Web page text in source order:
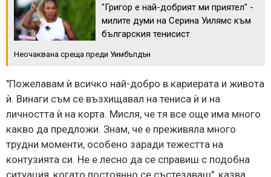
"Григор е най-добрият ми приятел" -
милите думи на Серина Уилямс към
българския тенисист
Неочаквана среща преди Уимбълдън
"Пожелавам ѝ всичко най-добро в кариерата и живота
ѝ. Винаги съм се възхищавал на тениса ѝ и на
личността ѝ на корта. Мисля, че тя все още има много
какво да предложи. Знам, че е преживяла много
трудни моменти, особено заради тежестта на
контузията си. Не е лесно да се справиш с подобна
ситуация, когато постоянно се състезаваш", казва